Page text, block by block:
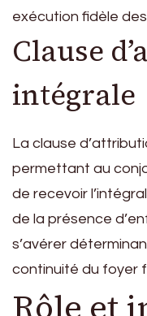
exécution fidèle
Clause
intégrale
La clause
permettant au
de recevoir
de la présence
s’avérer
continuité du foyer